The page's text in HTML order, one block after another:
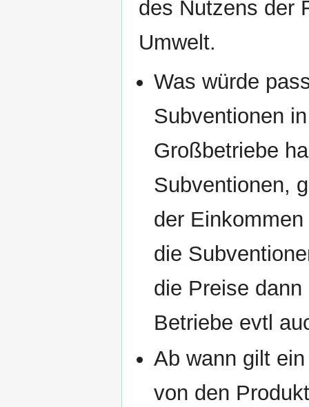
des Nutzens der
Umwelt.
Was würde
Subventionen
Großbetriebe
Subventionen,
der
die
die Preise
Betriebe evtl
Ab wann gilt
von den